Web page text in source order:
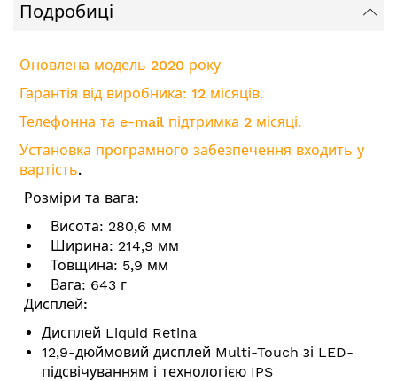
Подробиці
Оновлена модель 2020 року
Гарантія від виробника: 12 місяців.
Телефонна та e-mail підтримка 2 місяці.
Установка програмного забезпечення входить у
вартість.
Розміри та вага:
Висота: 280,6 мм
Ширина: 214,9 мм
Товщина: 5,9 мм
Вага: 643 г
Дисплей:
Дисплей Liquid Retina
12,9-дюймовий дисплей Multi-Touch зі LED-
підсвічуванням і технологією IPS